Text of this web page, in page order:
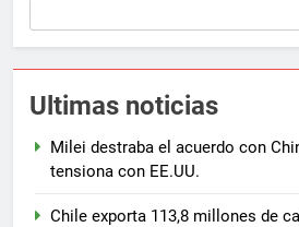
Ultimas noticias
Milei destraba el acuerdo con
tensiona con EE.UU.
Chile exporta 113,8 millones de